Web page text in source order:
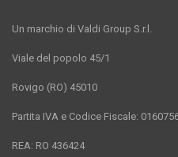
Un marchio di Valdi Group S.r.l.
Viale del popolo 45/1
Rovigo (RO) 45010
Partita IVA e Codice Fiscale:
REA: RO 436424